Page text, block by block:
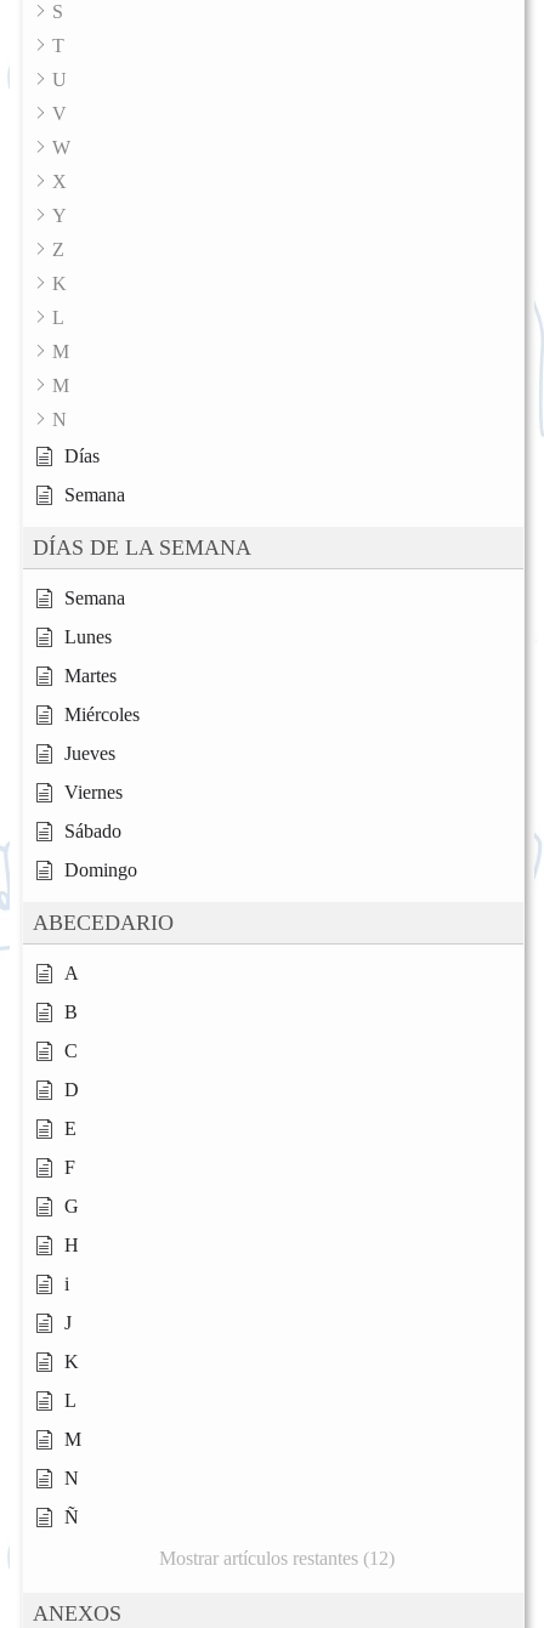
S
T
U
V
W
X
Y
Z
K
L
M
M
N
Días
Semana
DÍAS DE LA SEMANA
Semana
Lunes
Martes
Miércoles
Jueves
Viernes
Sábado
Domingo
ABECEDARIO
A
B
C
D
E
F
G
H
i
J
K
L
M
N
Ñ
Mostrar artículos restantes (12)
ANEXOS